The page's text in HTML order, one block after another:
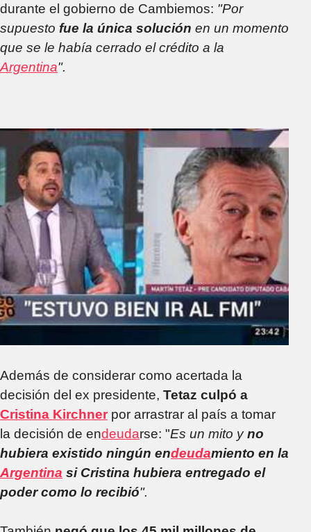
durante el gobierno de Cambiemos: "Por
supuesto fue la única solución en un momento
que se le había cerrado el crédito a la
Argentina".
Además de considerar como acertada la
decisión del ex presidente, Tetaz culpó a
Cristina Kirchner por arrastrar al país a tomar
la decisión de endeudarse: "Es un mito yno
hubiera existido ningún endeudamiento en la
Argentina si Cristina hubiera entregado el
poder como lo recibió".